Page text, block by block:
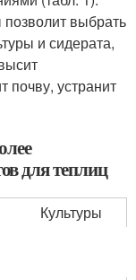
выбрать
и сидерата,
почву, устранит
для теплиц
Культуры